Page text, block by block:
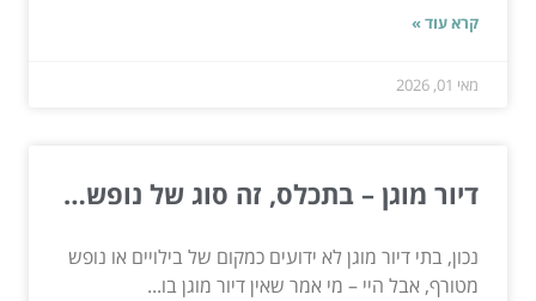
קרא עוד »
מאי 01, 2026
דיור מוגן – בתכלס, זה סוג של נופש…
נכון, בתי דיור מוגן לא ידועים כמקום של בילויים או נופש
מטורף, אבל היי – מי אמר שאין דיור מוגן בו...